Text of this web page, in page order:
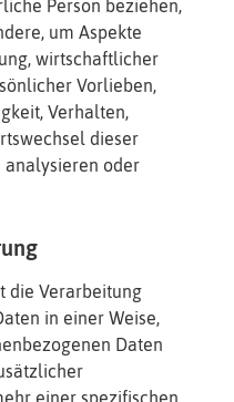
Person beziehen,
um Aspekte
wirtschaftlicher
Vorlieben,
Verhalten,
dieser
analysieren oder
die Verarbeitung
in einer Weise,
Daten
einer spezifischen